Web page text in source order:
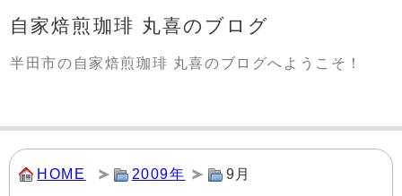
自家焙煎珈琲 丸喜のブログ
半田市の自家焙煎珈琲 丸喜のブログへようこそ！
HOME 2009年 9月